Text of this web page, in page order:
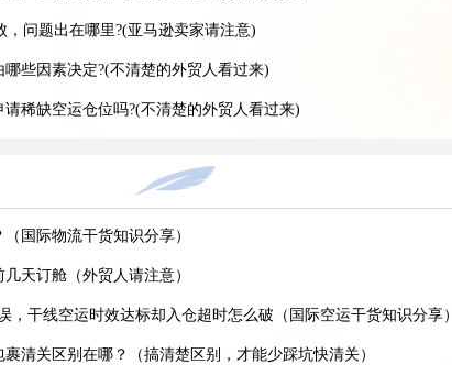
，问题出在哪里?(亚马逊卖家请注意)
些因素决定?(不清楚的外贸人看过来)
稀缺空运仓位吗?(不清楚的外贸人看过来)
落地除销毁外有哪些整改方式(国际空运干货知识分享)
分物流延误与亚马逊仓内拥堵?(国际空运干货知识分享)
拒收该怎么处理（不清楚的跨境卖家看过来）
规申诉减免税费的办法吗（国际快递干货知识分享）
跨境发货包装指南）
国际物流干货知识分享）
天订舱（外贸人请注意）
，干线空运时效达标却入仓超时怎么破（国际空运干货知识分享）
清关区别在哪？（搞清楚区别，才能少踩坑快清关）